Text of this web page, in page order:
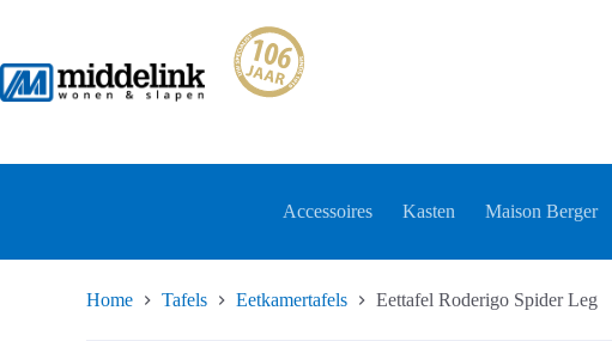
inhoud
Accessoires Kasten Maison Berger
Home Tafels Eetkamertafels Eettafel Roderigo Spider Leg